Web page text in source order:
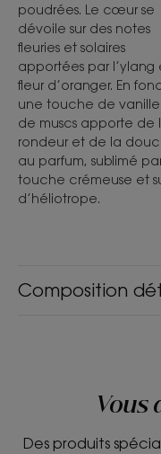
Composition
poudrées. Le cœur se
dévoile sur des notes
fleuries et solaires
apportées par l’ylang
fleur d’oranger. En
une touche de
de muscs apporte de
rondeur et de la
au parfum, sublimé
touche crémeuse et
d’héliotrope.
Vous
Des produits